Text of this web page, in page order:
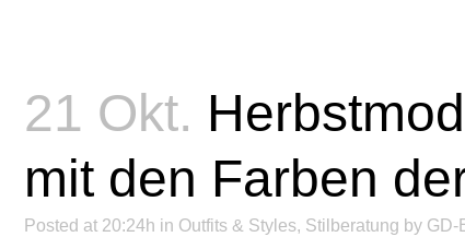
21 Okt.
mit den Farben
Posted at 20:24h in Outfits & Styles, Stilberatung by GD-